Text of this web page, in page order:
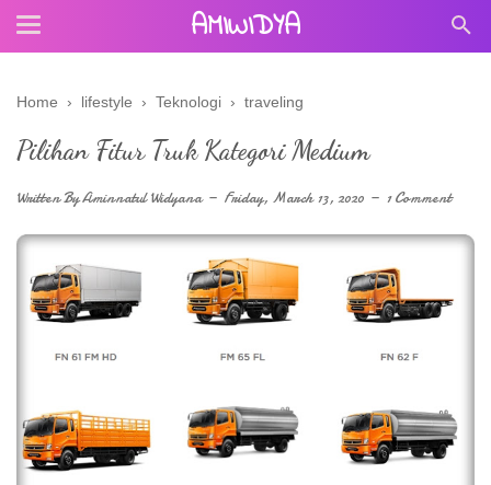
AMIWIDYA
Home › lifestyle › Teknologi › traveling
Pilihan Fitur Truk Kategori Medium
Written ByAminnatul Widyana Friday, March 13, 2020 1 Comment